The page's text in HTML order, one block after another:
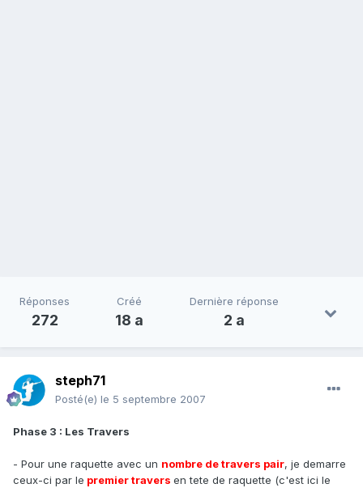
Réponses
272
Créé
18 a
Dernière réponse
2 a
steph71
Posté(e) le 5 septembre 2007
Phase 3 : Les Travers
- Pour une raquette avec un nombre de travers pair, je demarre
ceux-ci par le premier travers en tete de raquette (c'est ici le